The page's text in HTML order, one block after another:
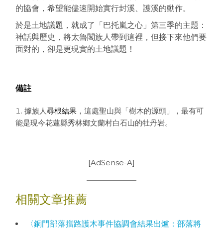
的協會，希望能儘速開始實行封溪、護溪的動作。
於是土地議題，就成了「巴托嵐之心」第三季的主題：
神話與歷史，將太魯閣族人帶到這裡，但接下來他們要
面對的，卻是更現實的土地議題！
備註
據族人尋根結果 ，這處聖山與「樹木的源頭」，最有可
能是現今花蓮縣秀林鄉文蘭村白石山的牡丹岩。
[AdSense-A]
相關文章推薦
〈銅門部落擋路護木事件協調會結果出爐：部落將